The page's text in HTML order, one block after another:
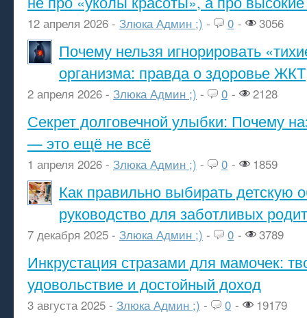
12 апреля 2026 - Злюка Админ ;) - 0 - 3056
Почему нельзя игнорировать
организма: правда о здоровье ЖКТ
2 апреля 2026 - Злюка Админ ;) - 0 - 2128
Секрет долговечной улыбки: Почему
— это ещё не всё
1 апреля 2026 - Злюка Админ ;) - 0 - 1859
Как правильно выбирать детскую
руководство для заботливых
7 декабря 2025 - Злюка Админ ;) - 0 - 3789
Инкрустация стразами для мамочек:
удовольствие и достойный доход
3 августа 2025 - Злюка Админ ;) - 0 - 19179